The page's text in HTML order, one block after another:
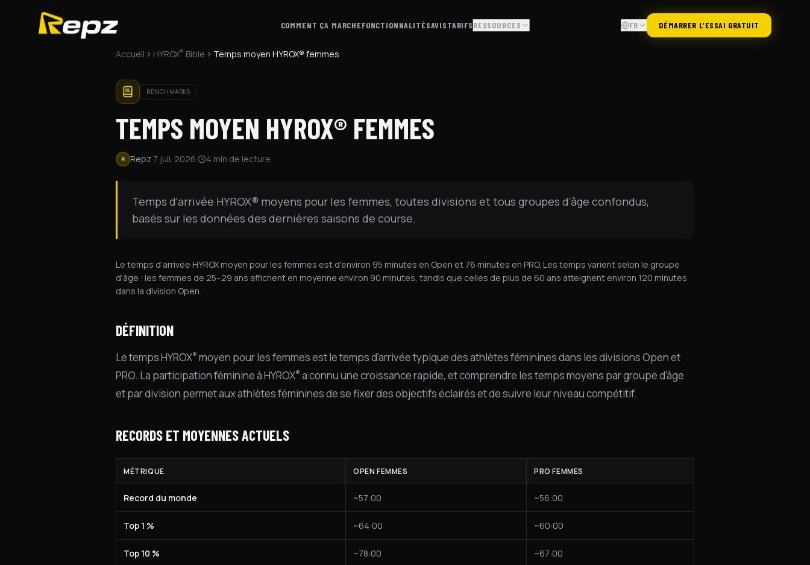
COMMENT ÇA MARCHEFONCTIONNALITÉSAVISTARIFSRESSOURCES FR DÉMARRER L’ESSAI GRATUIT
Accueil HYROX® Bible Temps moyen HYROX® femmes
BENCHMARKS
TEMPS MOYEN HYROX® FEMMES
R Repz·7 juil. 2026· 4 min de lecture
Temps d'arrivée HYROX® moyens pour les femmes, toutes divisions et tous groupes d'âge confondus,
basés sur les données des dernières saisons de course.
Le temps d'arrivée HYROX moyen pour les femmes est d'environ 95 minutes en Open et 76 minutes en PRO. Les temps varient selon le groupe
d'âge : les femmes de 25–29 ans affichent en moyenne environ 90 minutes, tandis que celles de plus de 60 ans atteignent environ 120 minutes
dans la division Open.
DÉFINITION
Le temps HYROX® moyen pour les femmes est le temps d'arrivée typique des athlètes féminines dans les divisions Open et
PRO. La participation féminine à HYROX® a connu une croissance rapide, et comprendre les temps moyens par groupe d'âge
et par division permet aux athlètes féminines de se fixer des objectifs éclairés et de suivre leur niveau compétitif.
RECORDS ET MOYENNES ACTUELS
MÉTRIQUE OPEN FEMMES PRO FEMMES
Record du monde ~57:00 ~56:00
Top 1 % ~64:00 ~60:00
Top 10 % ~78:00 ~67:00